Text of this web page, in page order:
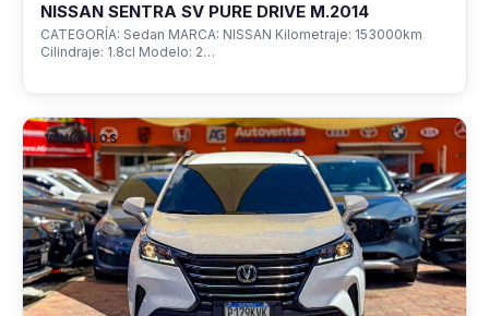
NISSAN SENTRA SV PURE DRIVE M.2014
CATEGORÍA: Sedan MARCA: NISSAN Kilometraje: 153000km
Cilindraje: 1.8cl Modelo: 2…
VEHÍCULOS